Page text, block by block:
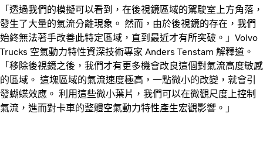
「透過我們的模擬可以看到，在後視鏡區域的駕駛室上方角落，
發生了大量的氣流分離現象。 然而，由於後視鏡的存在，我們
始終無法著手改善此特定區域，直到最近才有所突破。」Volvo
Trucks 空氣動力特性資深技術專家 Anders Tenstam 解釋道。
「移除後視鏡之後，我們才有更多機會改良這個對氣流高度敏感
的區域。 這塊區域的氣流速度極高，一點微小的改變，就會引
發蝴蝶效應。 利用這些微小葉片，我們可以在微觀尺度上控制
氣流，進而對卡車的整體空氣動力特性產生宏觀影響。」